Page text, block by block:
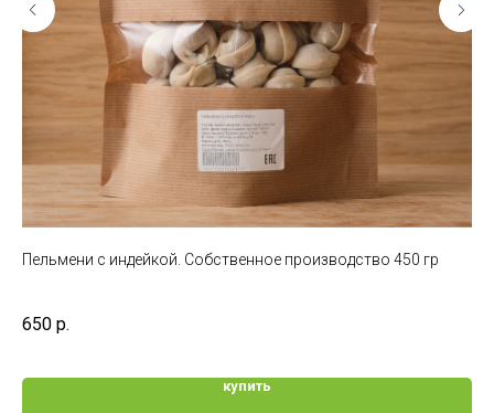
Пельмени с индейкой. Собственное производство 450 гр
650 р.
купить